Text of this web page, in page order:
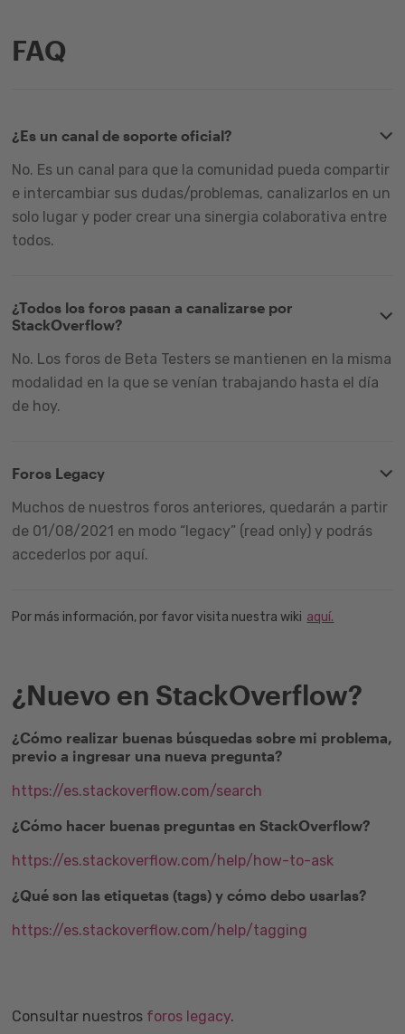
FAQ
¿Es un canal de soporte oficial?
No. Es un canal para que la comunidad pueda compartir
e intercambiar sus dudas/problemas, canalizarlos en un
solo lugar y poder crear una sinergia colaborativa entre
todos.
¿Todos los foros pasan a canalizarse por
StackOverflow?
No. Los foros de Beta Testers se mantienen en la misma
modalidad en la que se venían trabajando hasta el día
de hoy.
Foros Legacy
Muchos de nuestros foros anteriores, quedarán a partir
de 01/08/2021 en modo “legacy” (read only) y podrás
accederlos por aquí.
Por más información, por favor visita nuestra wiki aquí.
¿Nuevo en StackOverflow?
¿Cómo realizar buenas búsquedas sobre mi problema,
previo a ingresar una nueva pregunta?
https://es.stackoverflow.com/search
¿Cómo hacer buenas preguntas en StackOverflow?
https://es.stackoverflow.com/help/how-to-ask
¿Qué son las etiquetas (tags) y cómo debo usarlas?
https://es.stackoverflow.com/help/tagging
Consultar nuestros foros legacy.